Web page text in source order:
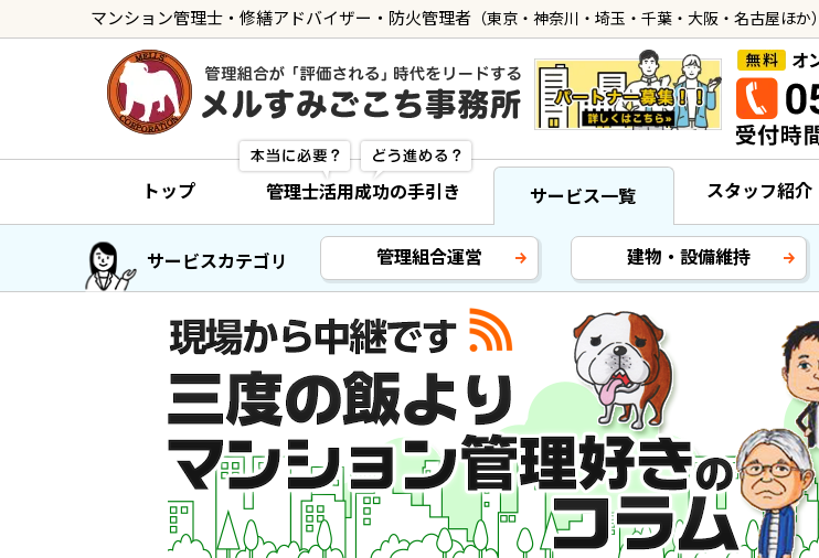
マンション管理士・修繕アドバイザー・防火管理者 （東京・神奈川・埼玉・千葉・大阪・名古屋ほか）
トップ 管理士活用成功の手引き サービス一覧 スタッフ紹介
サービスカテゴリ 管理組合運営 建物・設備維持
トップ
管理士の活用方法
ご利用の流れ »
サービス一覧
管理組合運営
メルの理事会アドバイザー »
メルのプロ理事長 »
新人管理士顧問サービス
管理契約見直しドクター »
管理費カイゼン隊 »